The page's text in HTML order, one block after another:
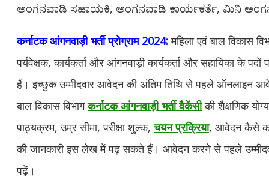
ಅಂಗನವಾಡಿ ಸಹಾಯಕಿ, ಅಂಗನವಾಡಿ ಕಾರ್ಯಕರ್ತೆ, ಮಿನಿ
कर्नाटक आंगनवाड़ी भर्ती प्रोग्राम 2024:महिला एवं बाल विकास
पर्यवेक्षक, कार्यकर्ता और आंगनवाड़ी कार्यकर्ता और सहायिका के
हैं। इच्छुक उम्मीदवार आवेदन की अंतिम तिथि से पहले ऑनलाइन
बाल विकास विभागकर्नाटक आंगनवाड़ी भर्ती वैकेंसीकी शैक्षणिक
पाठ्यक्रम, उम्र सीमा, परीक्षा शुल्क,चयन प्रक्रिया, आवेदन कैसे
की जानकारी इस लेख में पढ़ सकते हैं। आवेदन करने से पहले
पढ़ें।